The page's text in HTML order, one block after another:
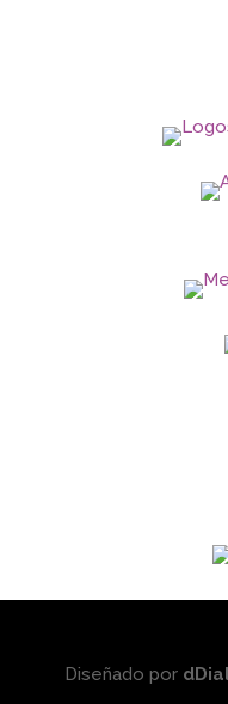
Diseñado por